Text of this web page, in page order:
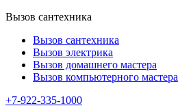
Вызов сантехника
Вызов сантехника
Вызов электрика
Вызов домашнего мастера
Вызов компьютерного мастера
+7-922-335-1000